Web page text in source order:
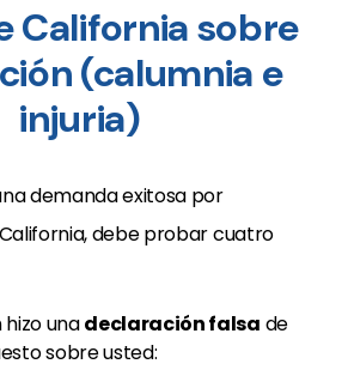
California sobre
(calumnia e
injuria)
demanda exitosa por
debe probar cuatro
hizo unadeclaración falsa de
sobre usted: